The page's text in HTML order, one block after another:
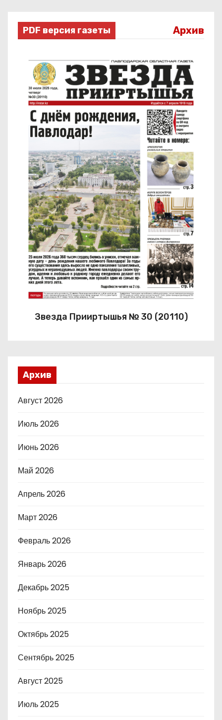
PDF версия газеты Архив
Звезда Прииртышья № 30 (20110)
Архив
Август 2026
Июль 2026
Июнь 2026
Май 2026
Апрель 2026
Март 2026
Февраль 2026
Январь 2026
Декабрь 2025
Ноябрь 2025
Октябрь 2025
Сентябрь 2025
Август 2025
Июль 2025